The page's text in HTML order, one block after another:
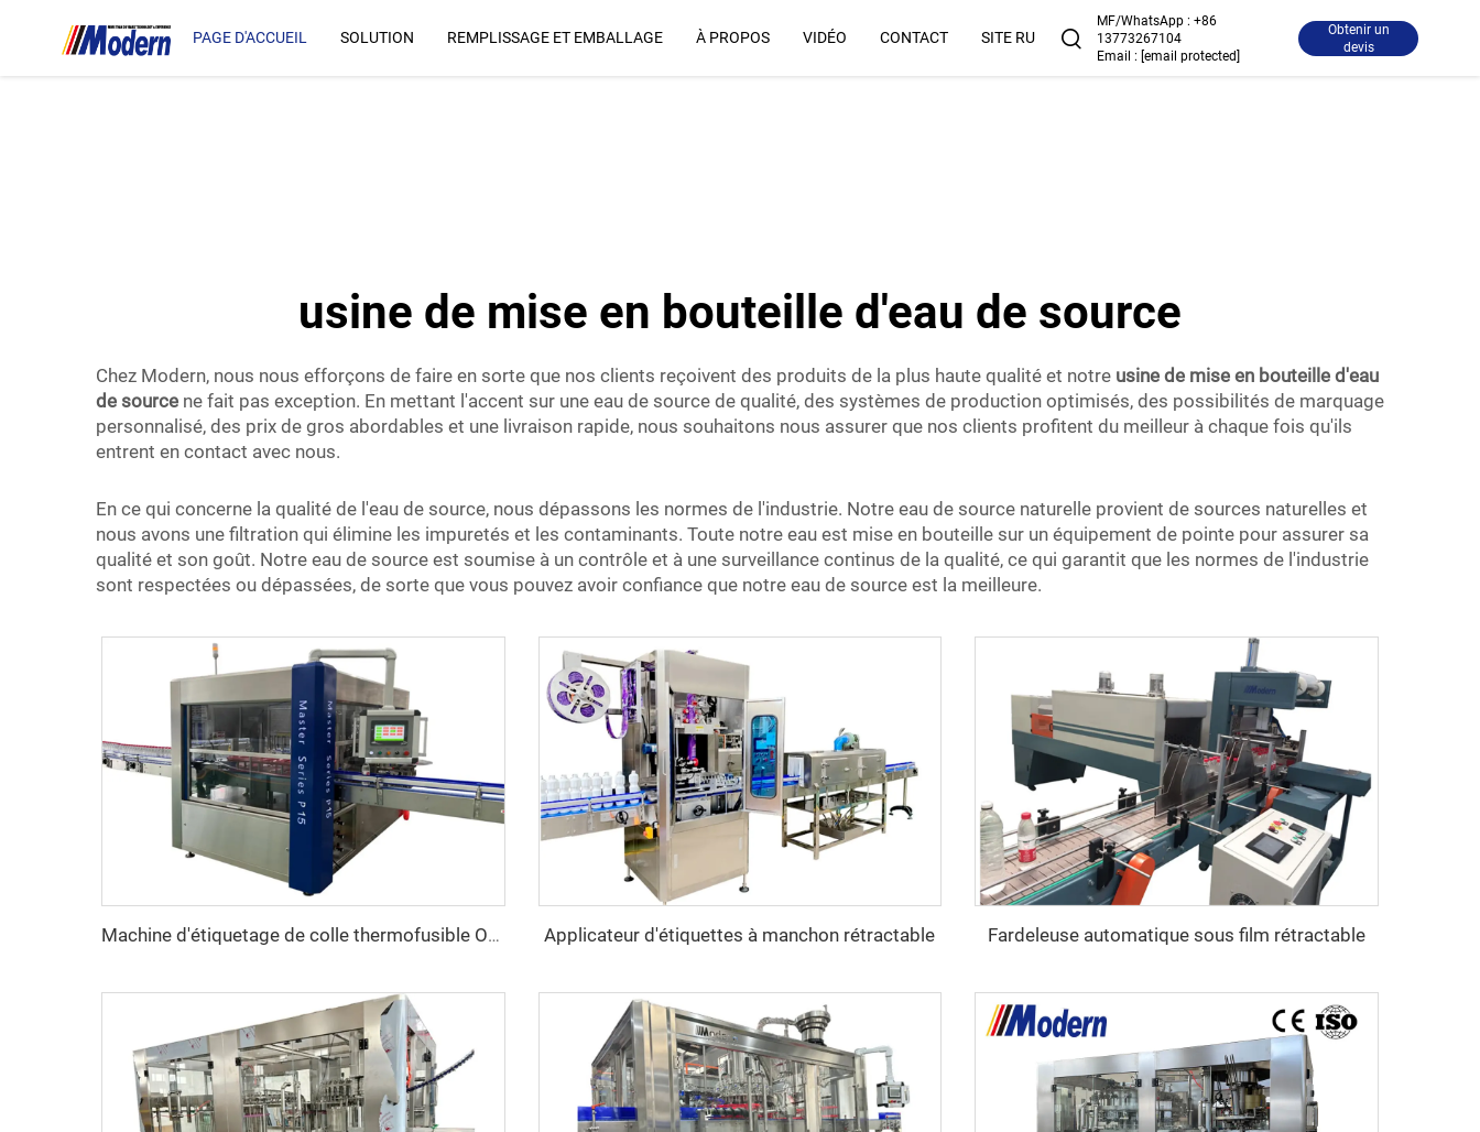
PAGE D'ACCUEIL SOLUTION REMPLISSAGE ET EMBALLAGE À PROPOS VIDÉO CONTACT SITE RU
MF/WhatsApp : +86
13773267104
Email : [email protected]
Obtenir un
devis
usine de mise en bouteille d'eau de source
Chez Modern, nous nous efforçons de faire en sorte que nos clients reçoivent des produits de la plus haute qualité et notre usine de mise en bouteille d'eau
de source ne fait pas exception. En mettant l'accent sur une eau de source de qualité, des systèmes de production optimisés, des possibilités de marquage
personnalisé, des prix de gros abordables et une livraison rapide, nous souhaitons nous assurer que nos clients profitent du meilleur à chaque fois qu'ils
entrent en contact avec nous.
En ce qui concerne la qualité de l'eau de source, nous dépassons les normes de l'industrie. Notre eau de source naturelle provient de sources naturelles et
nous avons une filtration qui élimine les impuretés et les contaminants. Toute notre eau est mise en bouteille sur un équipement de pointe pour assurer sa
qualité et son goût. Notre eau de source est soumise à un contrôle et à une surveillance continus de la qualité, ce qui garantit que les normes de l'industrie
sont respectées ou dépassées, de sorte que vous pouvez avoir confiance que notre eau de source est la meilleure.
Machine d'étiquetage de colle thermofusible OPP Applicateur d'étiquettes à manchon rétractable Fardeleuse automatique sous film rétractable